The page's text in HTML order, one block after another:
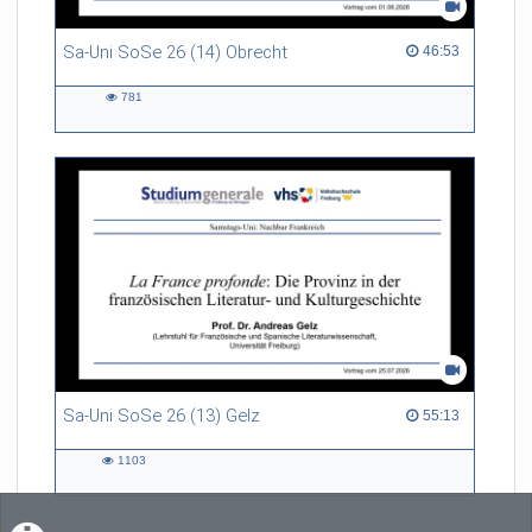
Sa-Uni SoSe 26 (14) Obrecht 46:53
46:53 duration
781
Sa-Uni SoSe 26 (13) Gelz 55:13
55:13 duration
1103